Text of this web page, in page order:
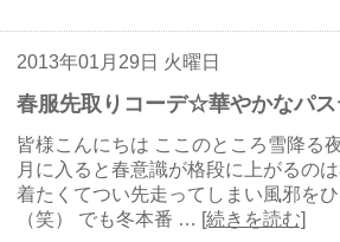
2013年01月29日 火曜日
春服先取りコーデ☆華やかなパ
皆様こんにちは ここのところ雪降る
月に入ると春意識が格段に上がるの
着たくてつい先走ってしまい風邪を
（笑） でも冬本番 … [続きを読む]